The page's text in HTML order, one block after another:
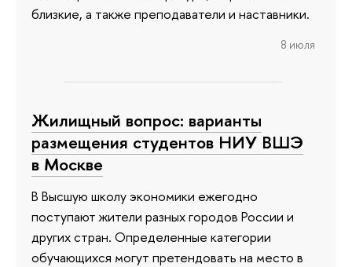
близкие, а также преподаватели и наставники.
8 июля
Жилищный вопрос: варианты
размещения студентов НИУ ВШЭ
в Москве
В Высшую школу экономики ежегодно
поступают жители разных городов России и
других стран. Определенные категории
обучающихся могут претендовать на место в